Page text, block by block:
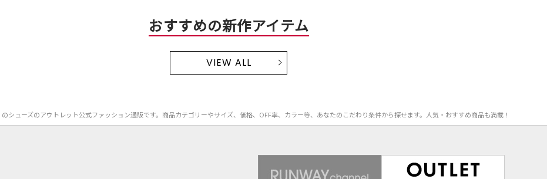
おすすめの新作アイテム
VIEW ALL
シューズのアウトレット公式ファッション通販です。商品カテゴリーやサイズ、価格、OFF率、カラー等、あなたのこだわり条件から探せます。人気・おすすめ商品も満載！